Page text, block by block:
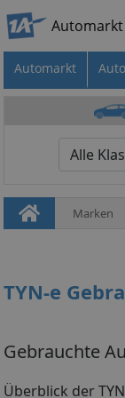
Automarkt
Automarkt
Marken
TYN-e
Gebrauchte
Überblick der